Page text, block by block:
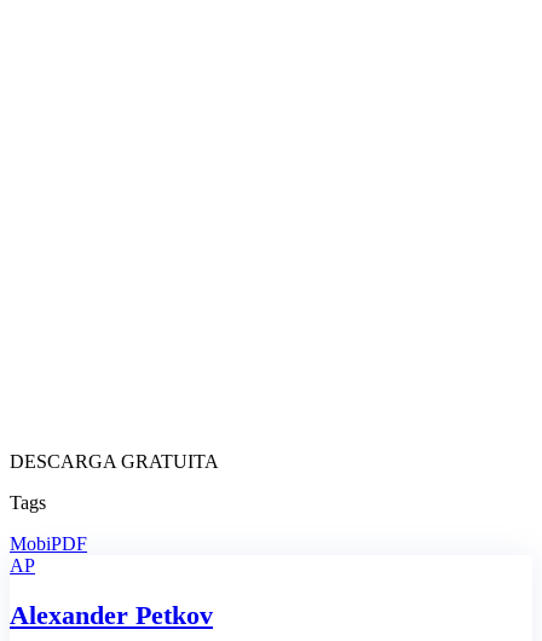
DESCARGA GRATUITA
Tags
MobiPDF
AP
Alexander Petkov